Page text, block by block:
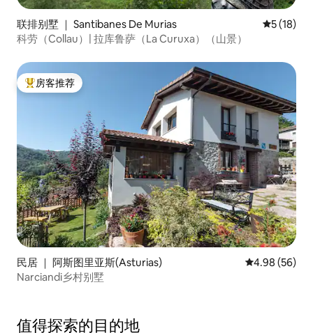
联排别墅 ｜ Santibanes De Murias 平均评分
5 (18)
科劳（Collau）| 拉库鲁萨（La Curuxa）（山景）
热门「房客推荐」
房客推荐
民居 ｜ 阿斯图里亚斯(Asturias) 平均评分 4.98
4.98 (56)
Narciandi乡村别墅
值得探索的目的地